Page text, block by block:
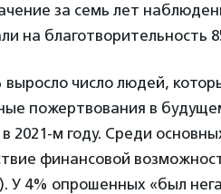
за семь лет
на благотворительность
число людей,
пожертвования в
2021-м году. Среди
финансовой
У 4% опрошенных «был